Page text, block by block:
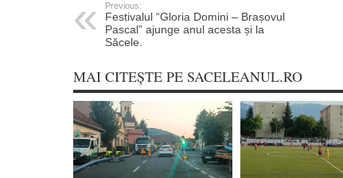
Previous:
Festivalul “Gloria Domini – Brașovul
Pascal” ajunge anul acesta și la
Săcele.
MAI CITEȘTE PE SACELEANUL.RO